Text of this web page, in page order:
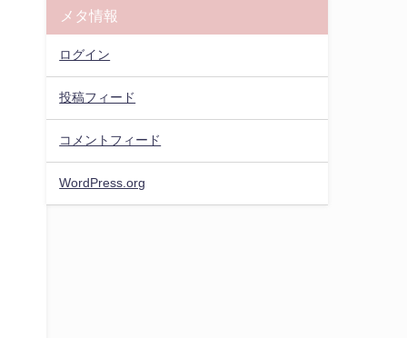
メタ情報
ログイン
投稿フィード
コメントフィード
WordPress.org